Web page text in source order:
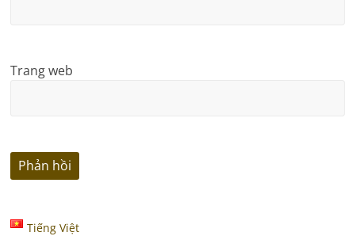
Trang web
Tiếng Việt